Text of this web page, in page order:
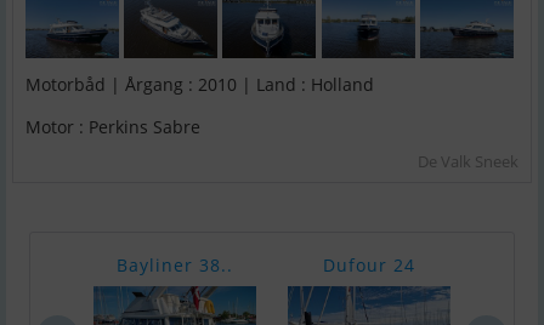
Motorbåd | Årgang : 2010 | Land : Holland
Motor : Perkins Sabre
De Valk Sneek
Bayliner 38.. Dufour 24